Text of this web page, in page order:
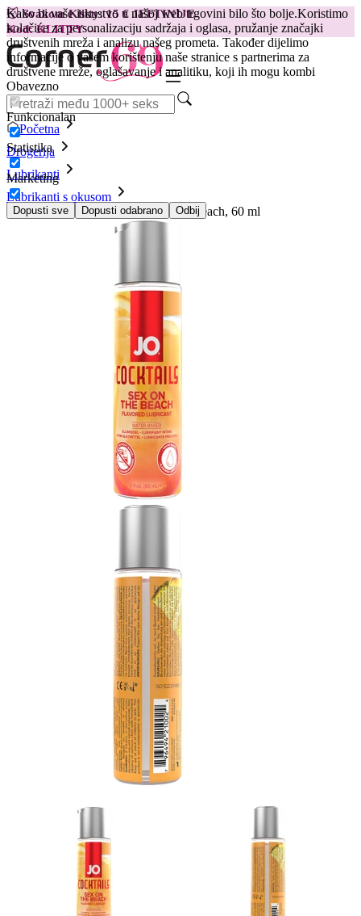
Kako bi vaše iskustvo u našoj web trgovini bilo što bolje.Koristimo
kolačiće za personalizaciju sadržaja i oglasa, pružanje značajki
društvenih mreža i analizu našeg prometa. Također dijelimo
informacije o vašem korištenju naše stranice s partnerima za
društvene mreže, oglašavanje i analitiku, koji ih mogu kombi
Obavezno
Funkcionalan
Statistika
Marketing
Dopusti sve Dopusti odabrano Odbij
😽Svakom Klitty: 15 € JEFTINIJE
Kod: KLITTY →
Početna
Drogerija
Lubrikanti
Lubrikanti s okusom
Lubrikant JO Cocktails - Sex on the Beach, 60 ml